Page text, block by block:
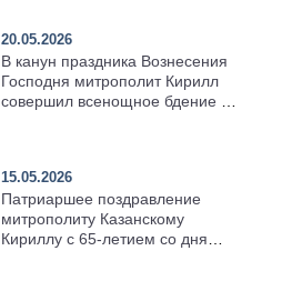
20.05.2026
В канун праздника Вознесения
Господня митрополит Кирилл
совершил всенощное бдение в
15.05.2026
Патриаршее поздравление
митрополиту Казанскому
Кириллу с 65-летием со дня